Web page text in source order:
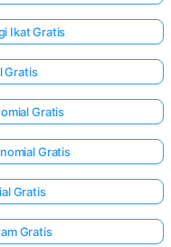
Ikat Gratis
Gratis
Gratis
Gratis
Gratis
Gratis